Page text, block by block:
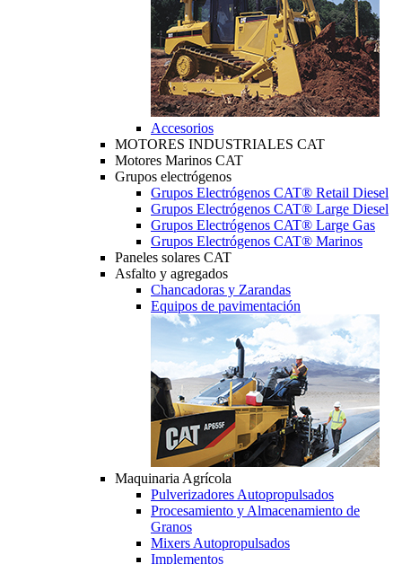
Accesorios
MOTORES INDUSTRIALES CAT
Motores Marinos CAT
Grupos electrógenos
Grupos Electrógenos CAT® Retail Diesel
Grupos Electrógenos CAT® Large Diesel
Grupos Electrógenos CAT® Large Gas
Grupos Electrógenos CAT® Marinos
Paneles solares CAT
Asfalto y agregados
Chancadoras y Zarandas
Equipos de pavimentación
Maquinaria Agrícola
Pulverizadores Autopropulsados
Procesamiento y Almacenamiento de
Granos
Mixers Autopropulsados
Implementos